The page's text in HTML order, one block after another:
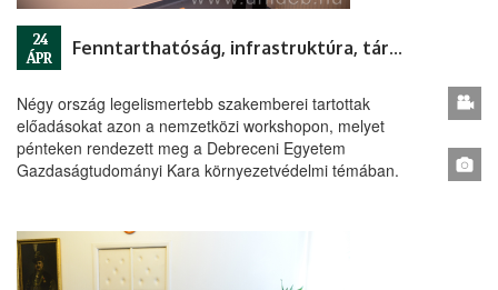
24
ÁPR
Fenntarthatóság, infrastruktúra, társadalom
Négy ország legelismertebb szakemberei tartottak
előadásokat azon a nemzetközi workshopon, melyet
pénteken rendezett meg a Debreceni Egyetem
Gazdaságtudományi Kara környezetvédelmi témában.